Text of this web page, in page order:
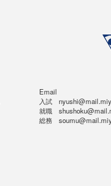
Email
入試
就職
総務